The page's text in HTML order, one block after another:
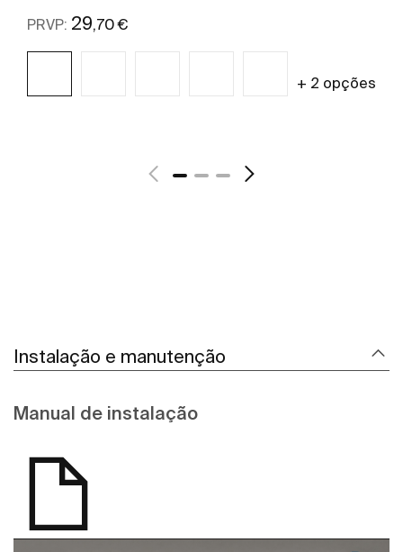
PRVP: 29,70 €
+ 2 opções
Instalação e manutenção
Manual de instalação